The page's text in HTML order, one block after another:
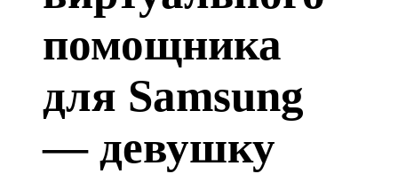
помощника
для Samsung
— девушку